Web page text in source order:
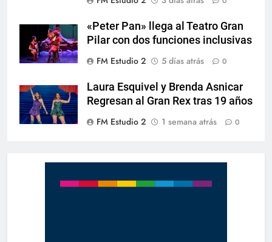
«Peter Pan» llega al Teatro Gran
Pilar con dos funciones inclusivas
FM Estudio 2
5 días atrás 0
Laura Esquivel y Brenda Asnicar
Regresan al Gran Rex tras 19 años
FM Estudio 2
1 semana atrás 0